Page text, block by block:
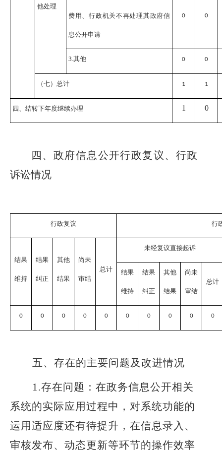
他处理
费用、行政机关不再处理其政府信
息公开申请
0 0
3.其他 0 0
（七）总计 1 1
四、结转下年度继续办理 1 0
四、政府信息公开行政复议、行政
诉讼情况
行政复议 行
结果
维持
结果
纠正
其他
结果
尚未
审结
总计
未经复议直接起诉
结果
维持
结果
纠正
其他
结果
尚未
审结
总计
0 0 0 0 0 0 0 0 0 0
五、存在的主要问题及改进情况
1.存在问题：在政务信息公开相关
系统的实际应用过程中，对系统功能的
运用适应度还有待提升，在信息录入、
审核发布、动态更新等环节的操作效率